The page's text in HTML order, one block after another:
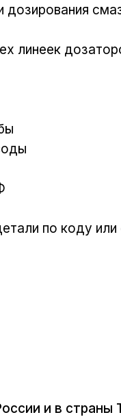
и в страны
дозирования
линеек
по коду